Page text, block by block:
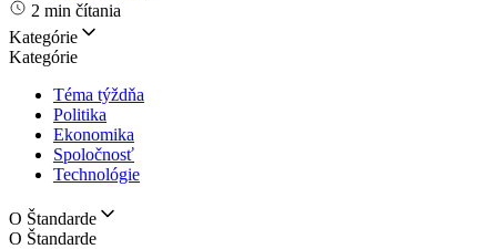
2 min čítania
Kategórie
Kategórie
Téma týždňa
Politika
Ekonomika
Spoločnosť
Technológie
O Štandarde
O Štandarde